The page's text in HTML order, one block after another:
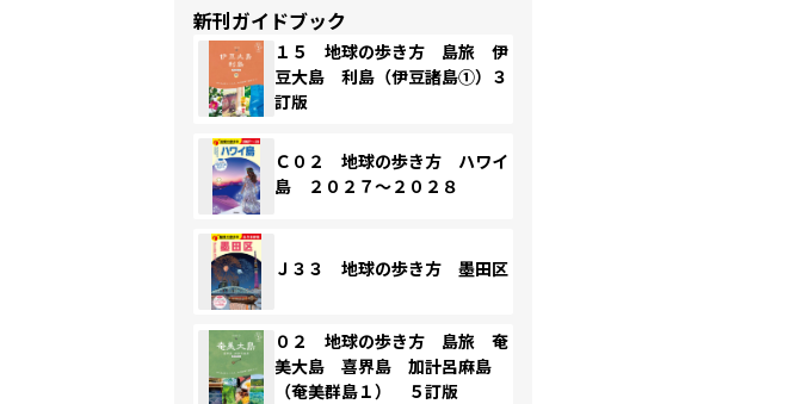
新刊ガイドブック
１５ 地球の歩き方 島旅 伊
豆大島 利島（伊豆諸島①）３
訂版
Ｃ０２ 地球の歩き方 ハワイ
島 ２０２７～２０２８
Ｊ３３ 地球の歩き方 墨田区
０２ 地球の歩き方 島旅 奄
美大島 喜界島 加計呂麻島
（奄美群島１） ５訂版